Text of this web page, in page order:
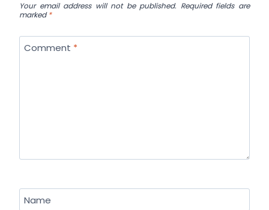
Your email address will not be published. Required fields are
marked*
Comment *
Name